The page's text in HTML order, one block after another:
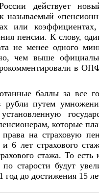
действует
называемый
или
пенсии. К слову,
не менее одного
чем выше
в
баллы за все
рубли путем
которые
на страховую
6 лет страхового
стажа. То есть
старости будут
до достижения 15